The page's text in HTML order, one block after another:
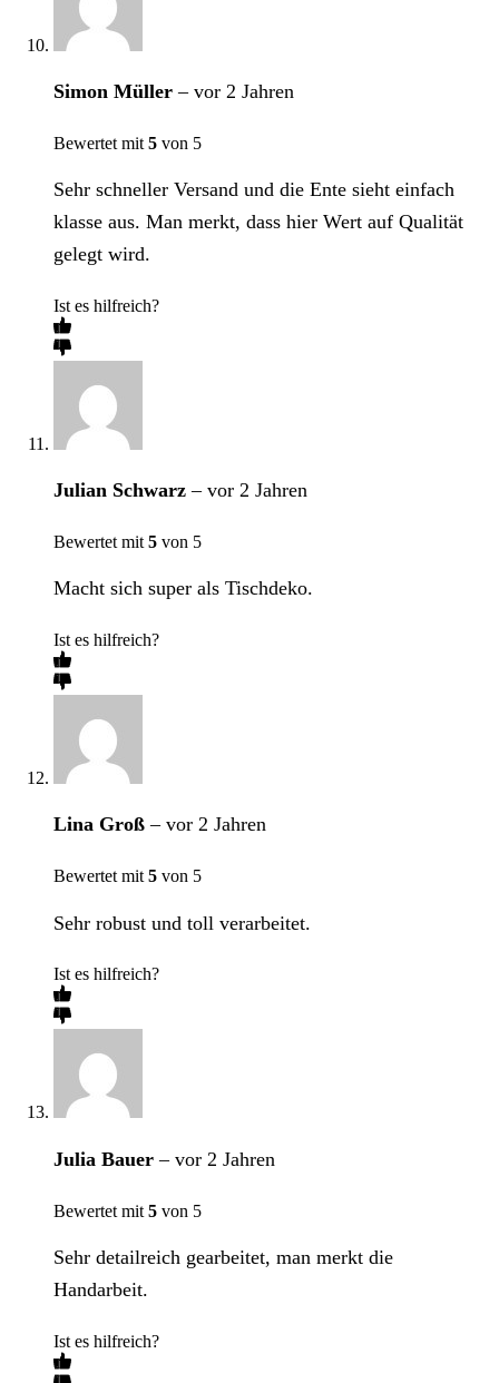
Simon Müller– vor 2 Jahren
Bewertet mit 5 von 5
Sehr schneller Versand und die Ente sieht einfach
klasse aus. Man merkt, dass hier Wert auf Qualität
gelegt wird.
Ist es hilfreich?
Julian Schwarz– vor 2 Jahren
Bewertet mit 5 von 5
Macht sich super als Tischdeko.
Ist es hilfreich?
Lina Groß– vor 2 Jahren
Bewertet mit 5 von 5
Sehr robust und toll verarbeitet.
Ist es hilfreich?
Julia Bauer– vor 2 Jahren
Bewertet mit 5 von 5
Sehr detailreich gearbeitet, man merkt die
Handarbeit.
Ist es hilfreich?